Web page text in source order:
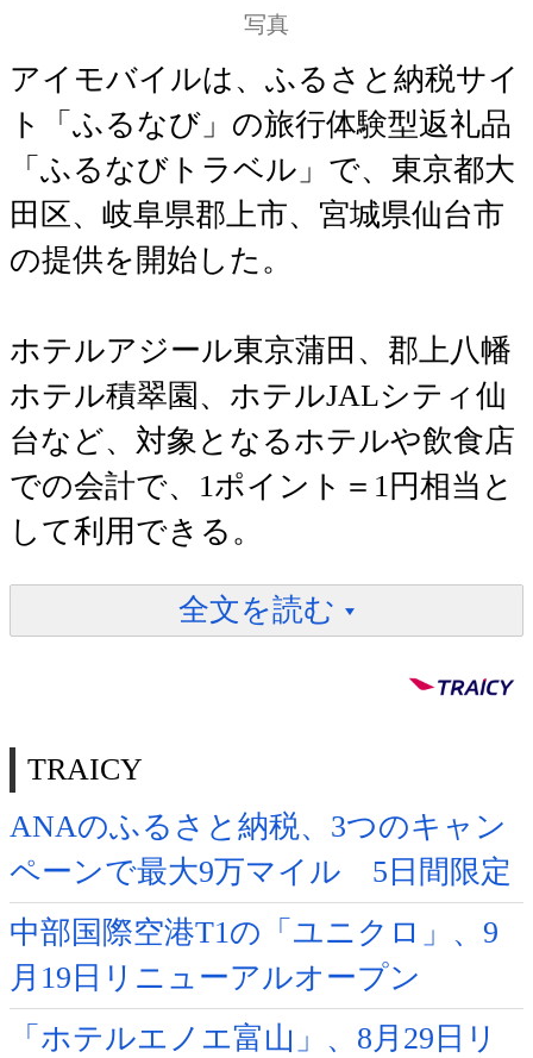
写真
アイモバイルは、ふるさと納税サイ
ト「ふるなび」の旅行体験型返礼品
「ふるなびトラベル」で、東京都大
田区、岐阜県郡上市、宮城県仙台市
の提供を開始した。
ホテルアジール東京蒲田、郡上八幡
ホテル積翠園、ホテルJALシティ仙
台など、対象となるホテルや飲食店
での会計で、1ポイント＝1円相当と
して利用できる。
全文を読む
TRAICY
ANAのふるさと納税、3つのキャン
ペーンで最大9万マイル 5日間限定
中部国際空港T1の「ユニクロ」、9
月19日リニューアルオープン
「ホテルエノエ富山」、8月29日リ